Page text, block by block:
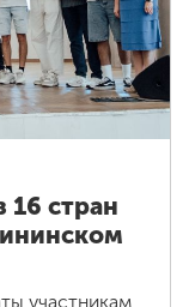
16 стран
участникам